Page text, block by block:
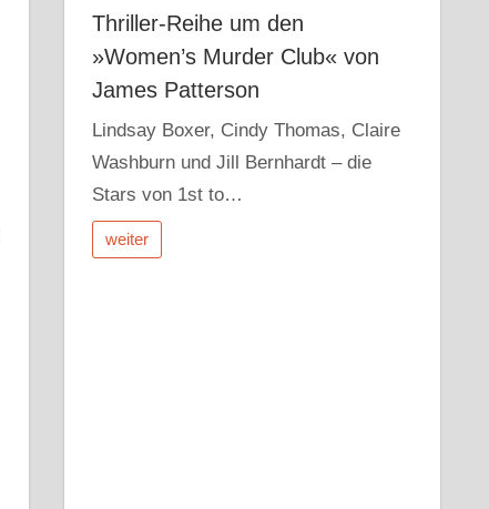
Thriller-Reihe um den
»Women’s Murder Club« von
James Patterson
Lindsay Boxer, Cindy Thomas, Claire
Washburn und Jill Bernhardt – die
Stars von 1st to…
weiter